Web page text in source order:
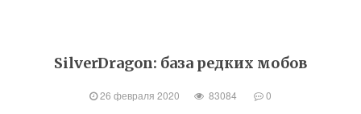
SilverDragon: база редких мобов
26 февраля 2020 83084 0